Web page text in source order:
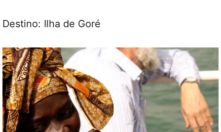
Destino: Ilha de Goré